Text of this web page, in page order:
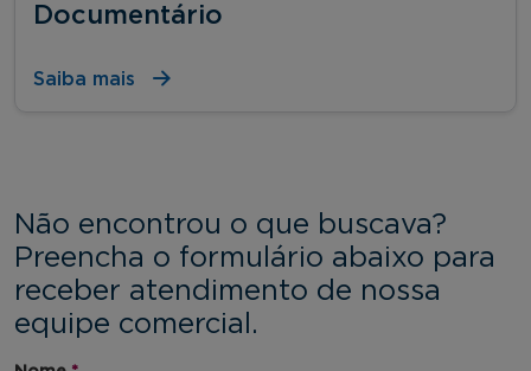
Documentário
Saiba mais
Não encontrou o que buscava?
Preencha o formulário abaixo para
receber atendimento de nossa
equipe comercial.